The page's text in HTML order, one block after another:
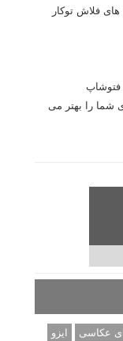
فلاش توکار
شما را بهتر می
عکاسی
ایزو